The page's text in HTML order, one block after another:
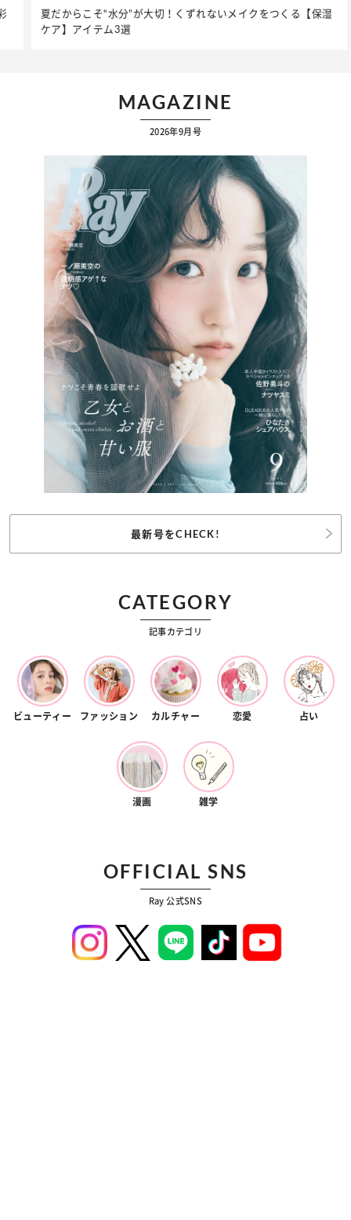
夏だからこそ“水分”が大切！くずれないメイクをつくる【保湿
ケア】アイテム3選
MAGAZINE
2026年9月号
最新号をCHECK!
CATEGORY
記事カテゴリ
ビューティー ファッション カルチャー 恋愛 占い
漫画 雑学
OFFICIAL SNS
Ray 公式SNS